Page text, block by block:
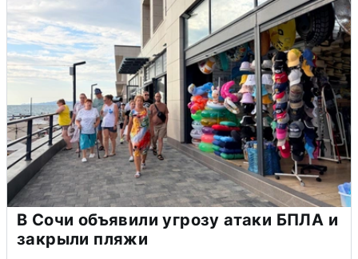
В Сочи объявили угрозу атаки БПЛА и
закрыли пляжи